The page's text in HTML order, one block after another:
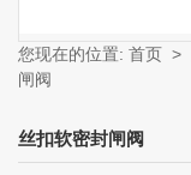
您现在的位置: 首页 >
闸阀
丝扣软密封闸阀